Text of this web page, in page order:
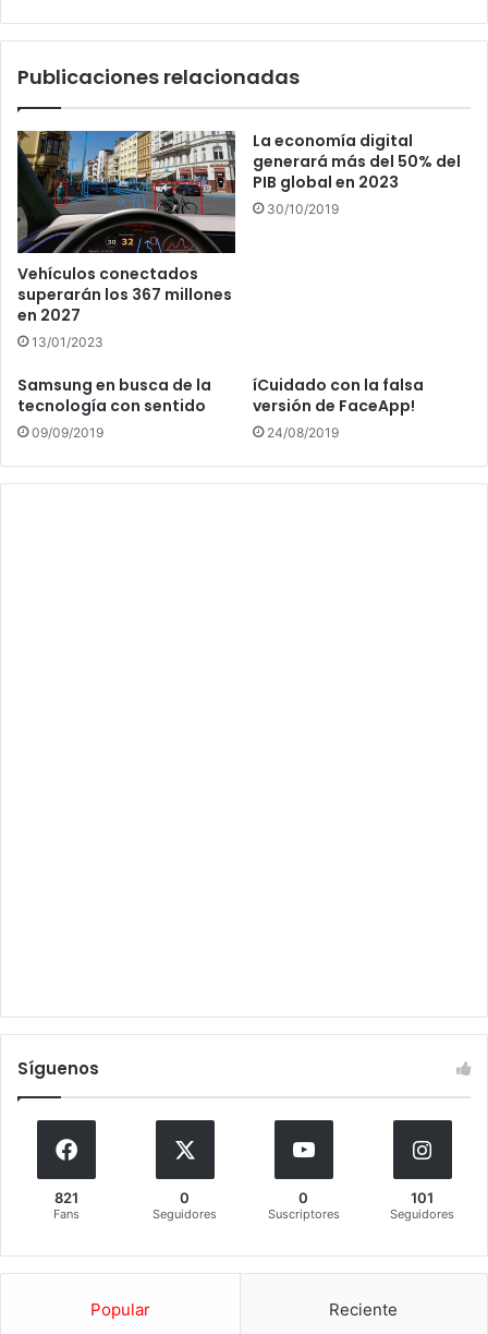
Publicaciones relacionadas
Vehículos conectados
superarán los 367 millones
en 2027
13/01/2023
La economía digital
generará más del 50% del
PIB global en 2023
30/10/2019
Samsung en busca de la
tecnología con sentido
09/09/2019
íCuidado con la falsa
versión de FaceApp!
24/08/2019
Síguenos
821
Fans
0
Seguidores
0
Suscriptores
101
Seguidores
Popular Reciente